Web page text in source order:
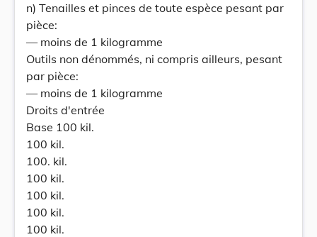
n) Tenailles et pinces de toute espèce pesant par
pièce:
— moins de 1 kilogramme
Outils non dénommés, ni compris ailleurs, pesant
par pièce:
— moins de 1 kilogramme
Droits d'entrée
Base 100 kil.
100 kil.
100. kil.
100 kil.
100 kil.
100 kil.
100 kil.